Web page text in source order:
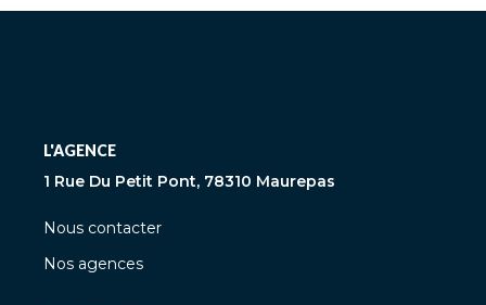
L'AGENCE
1 Rue Du Petit Pont, 78310 Maurepas
Nous contacter
Nos agences